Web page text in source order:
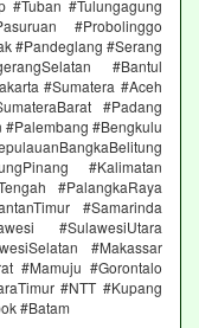
#Tuban #Tulungagung
#Probolinggo
#Pandeglang #Serang
#Bantul
#Sumatera #Aceh
#Padang
#Bengkulu
#Kalimatan
#PalangkaRaya
#Samarinda
#SulawesiUtara
#Makassar
#Mamuju #Gorontalo
#NTT #Kupang
#Batam